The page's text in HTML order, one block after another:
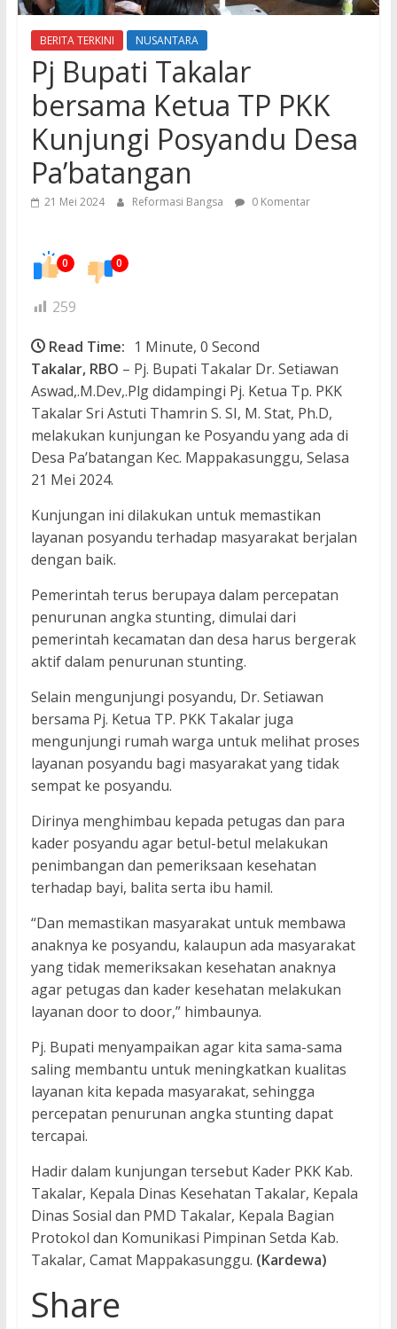
BERITA TERKINI NUSANTARA
Pj Bupati Takalar
bersama Ketua TP PKK
Kunjungi Posyandu Desa
Pa’batangan
21 Mei 2024 Reformasi Bangsa 0 Komentar
0 0
259
Read Time: 1 Minute, 0 Second
Takalar, RBO – Pj. Bupati Takalar Dr. Setiawan
Aswad,.M.Dev,.Plg didampingi Pj. Ketua Tp. PKK
Takalar Sri Astuti Thamrin S. SI, M. Stat, Ph.D,
melakukan kunjungan ke Posyandu yang ada di
Desa Pa’batangan Kec. Mappakasunggu, Selasa
21 Mei 2024.
Kunjungan ini dilakukan untuk memastikan
layanan posyandu terhadap masyarakat berjalan
dengan baik.
Pemerintah terus berupaya dalam percepatan
penurunan angka stunting, dimulai dari
pemerintah kecamatan dan desa harus bergerak
aktif dalam penurunan stunting.
Selain mengunjungi posyandu, Dr. Setiawan
bersama Pj. Ketua TP. PKK Takalar juga
mengunjungi rumah warga untuk melihat proses
layanan posyandu bagi masyarakat yang tidak
sempat ke posyandu.
Dirinya menghimbau kepada petugas dan para
kader posyandu agar betul-betul melakukan
penimbangan dan pemeriksaan kesehatan
terhadap bayi, balita serta ibu hamil.
“Dan memastikan masyarakat untuk membawa
anaknya ke posyandu, kalaupun ada masyarakat
yang tidak memeriksakan kesehatan anaknya
agar petugas dan kader kesehatan melakukan
layanan door to door,” himbaunya.
Pj. Bupati menyampaikan agar kita sama-sama
saling membantu untuk meningkatkan kualitas
layanan kita kepada masyarakat, sehingga
percepatan penurunan angka stunting dapat
tercapai.
Hadir dalam kunjungan tersebut Kader PKK Kab.
Takalar, Kepala Dinas Kesehatan Takalar, Kepala
Dinas Sosial dan PMD Takalar, Kepala Bagian
Protokol dan Komunikasi Pimpinan Setda Kab.
Takalar, Camat Mappakasunggu. (Kardewa)
Share